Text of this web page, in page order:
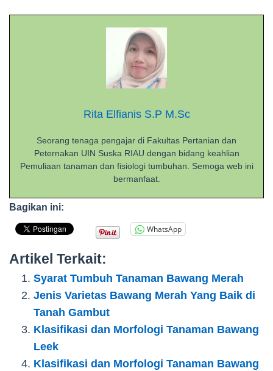
Rita Elfianis S.P M.Sc
Seorang tenaga pengajar di Fakultas Pertanian dan
Peternakan UIN Suska RIAU dengan bidang keahlian
Pemuliaan tanaman dan fisiologi tumbuhan. Semoga web ini
bermanfaat.
Bagikan ini:
WhatsApp
Artikel Terkait:
Syarat Tumbuh Tanaman Bawang Merah
Jenis Varietas Bawang Merah Yang Baik di
Tanah Gambut
Klasifikasi dan Morfologi Tanaman Bawang
Leek
Klasifikasi dan Morfologi Tanaman Bawang